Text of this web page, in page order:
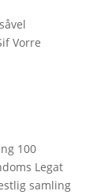
Vorre
100
Legat
samling